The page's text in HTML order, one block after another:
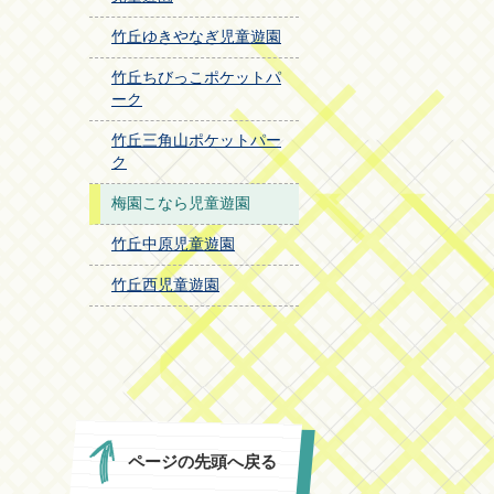
竹丘ゆきやなぎ児童遊園
竹丘ちびっこポケットパ
ーク
竹丘三角山ポケットパー
ク
梅園こなら児童遊園
竹丘中原児童遊園
竹丘西児童遊園
ページの先頭へ戻る